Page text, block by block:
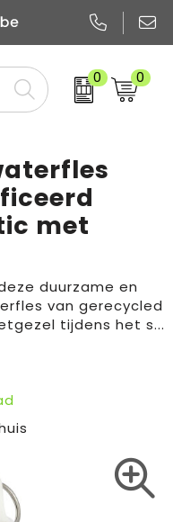
0 0
met
duurzame en
van gerecycled
tijdens het s...